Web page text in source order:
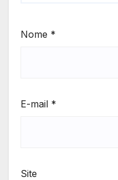
Nome *
E-mail *
Site